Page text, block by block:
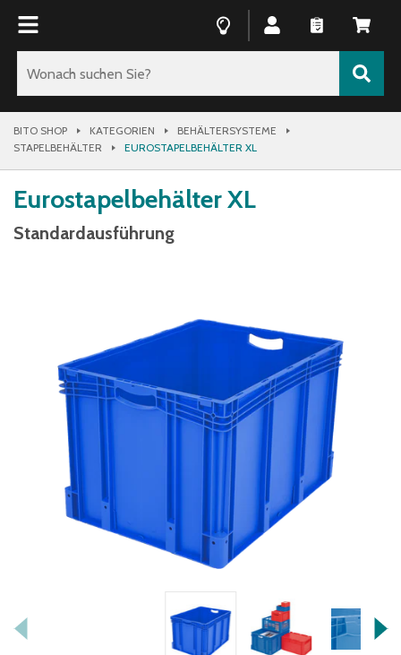
BITO SHOP KATEGORIEN
BEHÄLTERSYSTEME
STAPELBEHÄLTER
EUROSTAPELBEHÄLTER XL
Eurostapelbehälter XL
Standardausführung